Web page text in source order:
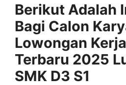
Berikut Adalah
Bagi Calon
Lowongan
Terbaru 2025
SMK D3 S1